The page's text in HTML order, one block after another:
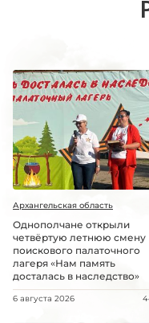
Архангельская область
Однополчане открыли
четвёртую летнюю смену
поискового палаточного
лагеря «Нам память
досталась в наследство»
6 августа 2026